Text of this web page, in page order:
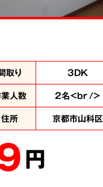
取り
3DK
人数
2名<br />
住所 京都市山科区
円